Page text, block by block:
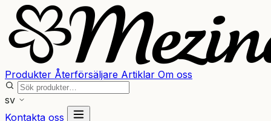
Produkter Återförsäljare Artiklar Om oss
sv
Kontakta oss